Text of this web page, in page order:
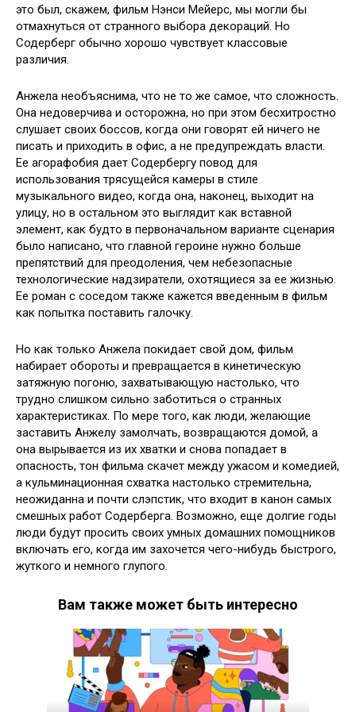
это был, скажем, фильм Нэнси Мейерс, мы могли бы
отмахнуться от странного выбора декораций. Но
Содерберг обычно хорошо чувствует классовые
различия.
Анжела необъяснима, что не то же самое, что сложность.
Она недоверчива и осторожна, но при этом бесхитростно
слушает своих боссов, когда они говорят ей ничего не
писать и приходить в офис, а не предупреждать власти.
Ее агорафобия дает Содербергу повод для
использования трясущейся камеры в стиле
музыкального видео, когда она, наконец, выходит на
улицу, но в остальном это выглядит как вставной
элемент, как будто в первоначальном варианте сценария
было написано, что главной героине нужно больше
препятствий для преодоления, чем небезопасные
технологические надзиратели, охотящиеся за ее жизнью.
Ее роман с соседом также кажется введенным в фильм
как попытка поставить галочку.
Но как только Анжела покидает свой дом, фильм
набирает обороты и превращается в кинетическую
затяжную погоню, захватывающую настолько, что
трудно слишком сильно заботиться о странных
характеристиках. По мере того, как люди, желающие
заставить Анжелу замолчать, возвращаются домой, а
она вырывается из их хватки и снова попадает в
опасность, тон фильма скачет между ужасом и комедией,
а кульминационная схватка настолько стремительна,
неожиданна и почти слэпстик, что входит в канон самых
смешных работ Содерберга. Возможно, еще долгие годы
люди будут просить своих умных домашних помощников
включать его, когда им захочется чего-нибудь быстрого,
жуткого и немного глупого.
Вам также может быть интересно